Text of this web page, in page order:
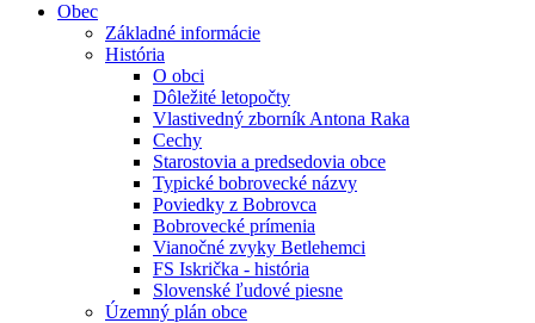
Obec
Základné informácie
História
O obci
Dôležité letopočty
Vlastivedný zborník Antona Raka
Cechy
Starostovia a predsedovia obce
Typické bobrovecké názvy
Poviedky z Bobrovca
Bobrovecké prímenia
Vianočné zvyky Betlehemci
FS Iskrička - história
Slovenské ľudové piesne
Územný plán obce